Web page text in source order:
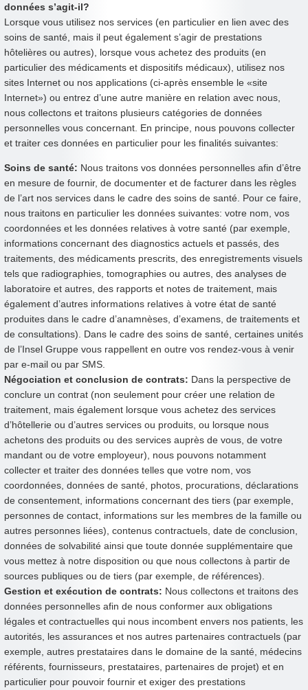
données s’agit-il?
Lorsque vous utilisez nos services (en particulier en lien avec des
soins de santé, mais il peut également s’agir de prestations
hôtelières ou autres), lorsque vous achetez des produits (en
particulier des médicaments et dispositifs médicaux), utilisez nos
sites Internet ou nos applications (ci-après ensemble le «site
Internet») ou entrez d’une autre manière en relation avec nous,
nous collectons et traitons plusieurs catégories de données
personnelles vous concernant. En principe, nous pouvons collecter
et traiter ces données en particulier pour les finalités suivantes:
Soins de santé: Nous traitons vos données personnelles afin d’être
en mesure de fournir, de documenter et de facturer dans les règles
de l’art nos services dans le cadre des soins de santé. Pour ce faire,
nous traitons en particulier les données suivantes: votre nom, vos
coordonnées et les données relatives à votre santé (par exemple,
informations concernant des diagnostics actuels et passés, des
traitements, des médicaments prescrits, des enregistrements visuels
tels que radiographies, tomographies ou autres, des analyses de
laboratoire et autres, des rapports et notes de traitement, mais
également d’autres informations relatives à votre état de santé
produites dans le cadre d’anamnèses, d’examens, de traitements et
de consultations). Dans le cadre des soins de santé, certaines unités
de l’Insel Gruppe vous rappellent en outre vos rendez-vous à venir
par e-mail ou par SMS.
Négociation et conclusion de contrats: Dans la perspective de
conclure un contrat (non seulement pour créer une relation de
traitement, mais également lorsque vous achetez des services
d’hôtellerie ou d’autres services ou produits, ou lorsque nous
achetons des produits ou des services auprès de vous, de votre
mandant ou de votre employeur), nous pouvons notamment
collecter et traiter des données telles que votre nom, vos
coordonnées, données de santé, photos, procurations, déclarations
de consentement, informations concernant des tiers (par exemple,
personnes de contact, informations sur les membres de la famille ou
autres personnes liées), contenus contractuels, date de conclusion,
données de solvabilité ainsi que toute donnée supplémentaire que
vous mettez à notre disposition ou que nous collectons à partir de
sources publiques ou de tiers (par exemple, de références).
Gestion et exécution de contrats: Nous collectons et traitons des
données personnelles afin de nous conformer aux obligations
légales et contractuelles qui nous incombent envers nos patients, les
autorités, les assurances et nos autres partenaires contractuels (par
exemple, autres prestataires dans le domaine de la santé, médecins
référents, fournisseurs, prestataires, partenaires de projet) et en
particulier pour pouvoir fournir et exiger des prestations